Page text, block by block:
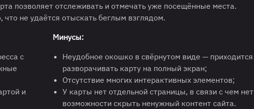
позволяет отслеживать и отмечать уже посещённые места.
не удаётся отыскать беглым взглядом.
с
и
Минусы:
Неудобное окошко в свёрнутом виде — приходится
разворачивать карту на полный экран;
Отсутствие многих интерактивных элементов;
У карты нет отдельной страницы, в связи с чем нет
возможности скрыть ненужный контент сайта.